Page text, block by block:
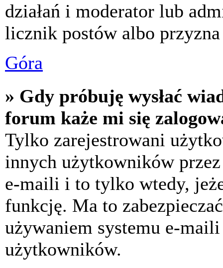
działań i moderator lub
licznik postów albo
Góra
» Gdy próbuję wysłać
forum każe mi się
Tylko zarejestrowani
innych użytkowników
e-maili i to tylko wtedy,
funkcję. Ma to
używaniem systemu e-
użytkowników.